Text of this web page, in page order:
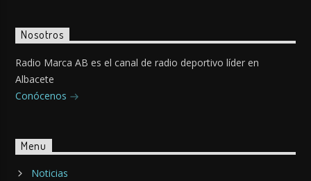
Nosotros
Radio Marca AB es el canal de radio deportivo líder en
Albacete
Conócenos
Menu
Noticias